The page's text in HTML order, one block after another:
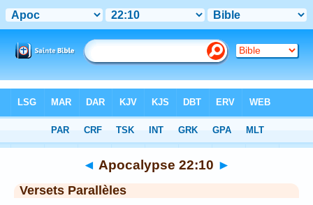
Chapitre 22 > Verset 10
◄ Apocalypse 22:10 ►
Versets Parallèles